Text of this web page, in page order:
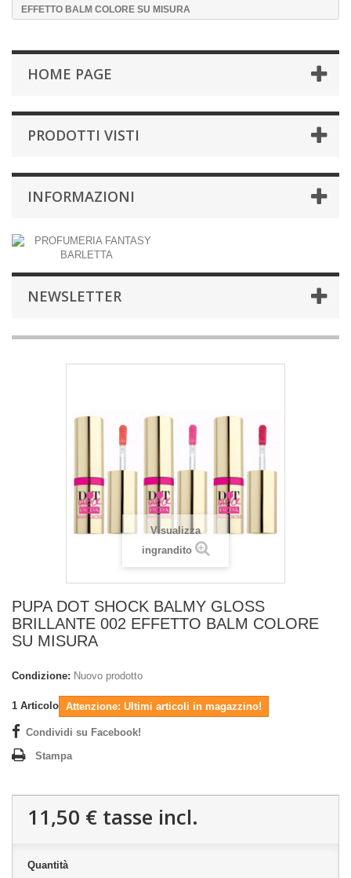
EFFETTO BALM COLORE SU MISURA
HOME PAGE
PRODOTTI VISTI
INFORMAZIONI
NEWSLETTER
Visualizza
ingrandito
PUPA DOT SHOCK BALMY GLOSS
BRILLANTE 002 EFFETTO BALM COLORE
SU MISURA
Condizione: Nuovo prodotto
1 Articolo Attenzione: Ultimi articoli in magazzino!
Condividi su Facebook!
Stampa
11,50 € tasse incl.
Quantità